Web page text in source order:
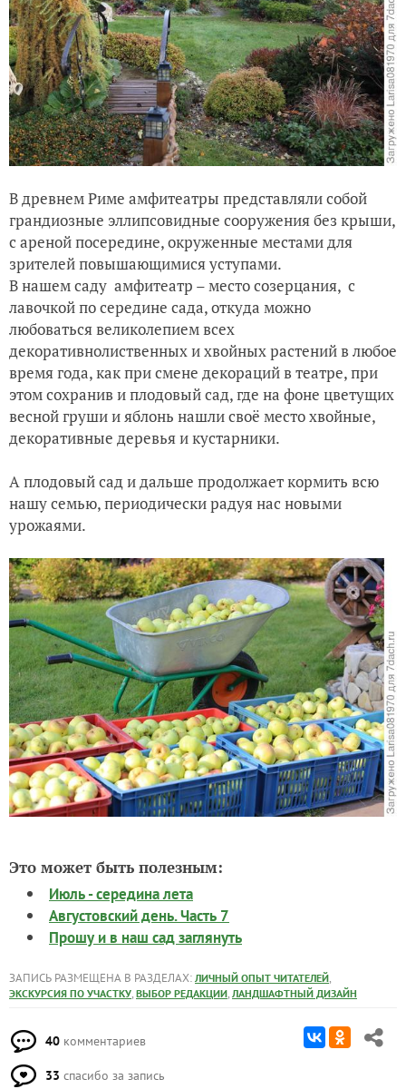
В древнем Риме амфитеатры представляли собой
грандиозные эллипсовидные сооружения без крыши,
с ареной посередине, окруженные местами для
зрителей повышающимися уступами.
В нашем саду амфитеатр – место созерцания, с
лавочкой по середине сада, откуда можно
любоваться великолепием всех
декоративнолиственных и хвойных растений в любое
время года, как при смене декораций в театре, при
этом сохранив и плодовый сад, где на фоне цветущих
весной груши и яблонь нашли своё место хвойные,
декоративные деревья и кустарники.
А плодовый сад и дальше продолжает кормить всю
нашу семью, периодически радуя нас новыми
урожаями.
Это может быть полезным:
Июль - середина лета
Августовский день. Часть 7
Прошу и в наш сад заглянуть
ЗАПИСЬ РАЗМЕЩЕНА В РАЗДЕЛАХ: ЛИЧНЫЙ ОПЫТ ЧИТАТЕЛЕЙ,
ЭКСКУРСИЯ ПО УЧАСТКУ, ВЫБОР РЕДАКЦИИ, ЛАНДШАФТНЫЙ ДИЗАЙН
40 комментариев
33 спасибо за запись